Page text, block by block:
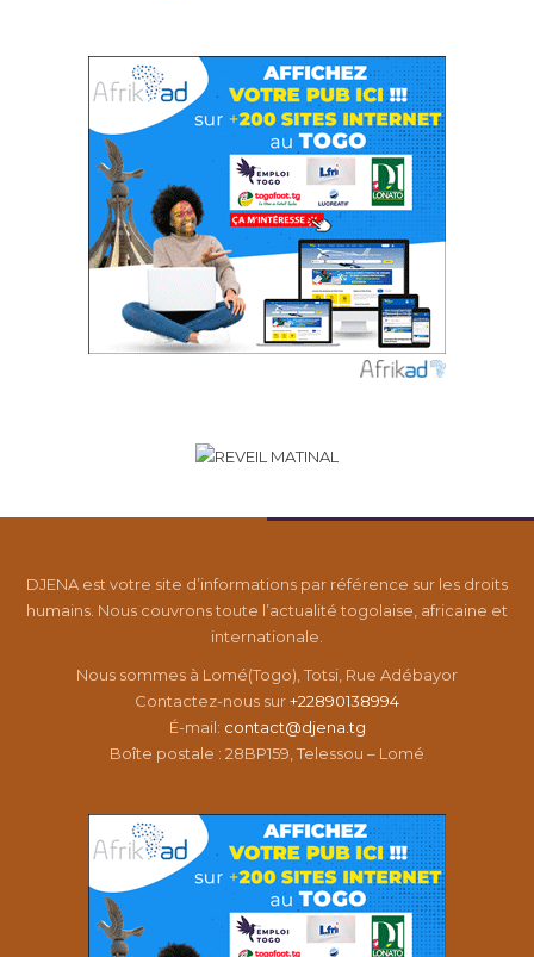
DJENA est votre site d’informations par référence sur les droits
humains. Nous couvrons toute l’actualité togolaise, africaine et
internationale.
Nous sommes à Lomé(Togo), Totsi, Rue Adébayor
Contactez-nous sur+22890138994
É-mail: contact@djena.tg
Boîte postale : 28BP159, Telessou – Lomé